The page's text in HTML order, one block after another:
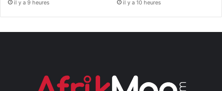
il y a 9 heures il y a 10 heures